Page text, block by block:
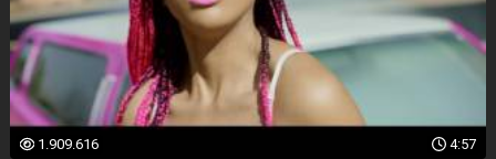
4:57
1.909.616